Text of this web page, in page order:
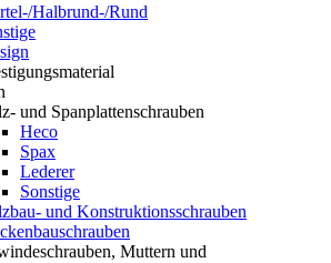
Halbrund-/Rund
und Spanplattenschrauben
Heco
Spax
Lederer
Sonstige
und Konstruktionsschrauben
Muttern und